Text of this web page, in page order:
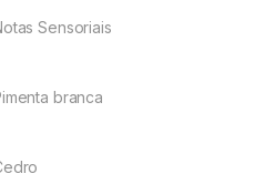
Sensoriais
branca